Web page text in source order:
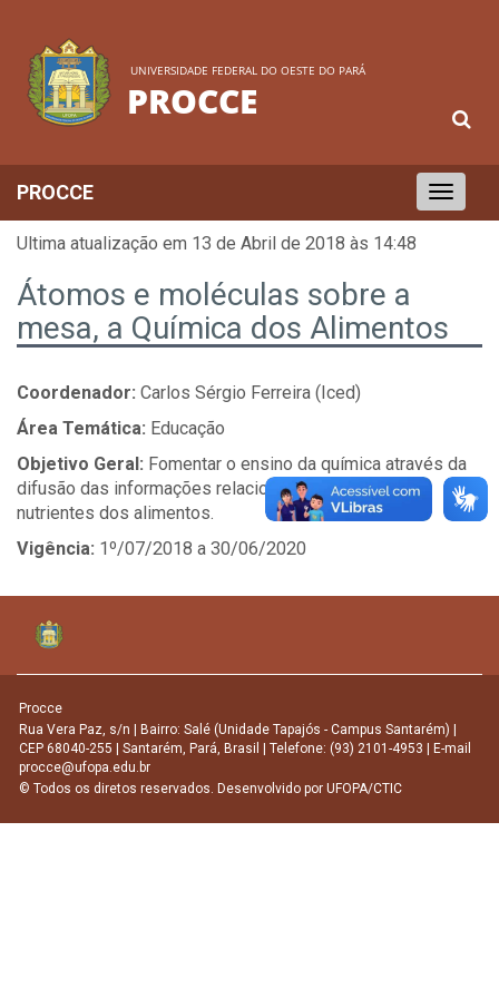
UNIVERSIDADE FEDERAL DO OESTE DO PARÁ
PROCCE
Toggle
navigation
PROCCE
Ultima atualização em 13 de Abril de 2018 às 14:48
Átomos e moléculas sobre a
mesa, a Química dos Alimentos
Coordenador: Carlos Sérgio Ferreira (Iced)
Área Temática: Educação
Objetivo Geral: Fomentar o ensino da química através da
difusão das informações relacionadas à química dos
nutrientes dos alimentos.
Vigência: 1º/07/2018 a 30/06/2020
Procce
Rua Vera Paz, s/n | Bairro: Salé (Unidade Tapajós - Campus Santarém) |
CEP 68040-255 | Santarém, Pará, Brasil | Telefone: (93) 2101-4953 | E-mail
procce@ufopa.edu.br
© Todos os diretos reservados. Desenvolvido por UFOPA/CTIC